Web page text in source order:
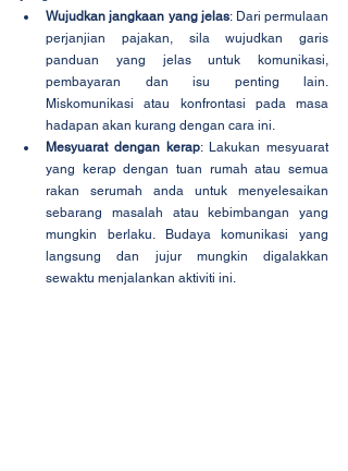
Wujudkan jangkaan yang jelas: Dari permulaan
perjanjian pajakan, sila wujudkan garis
panduan yang jelas untuk komunikasi,
pembayaran dan isu penting lain.
Miskomunikasi atau konfrontasi pada masa
hadapan akan kurang dengan cara ini.
Mesyuarat dengan kerap: Lakukan mesyuarat
yang kerap dengan tuan rumah atau semua
rakan serumah anda untuk menyelesaikan
sebarang masalah atau kebimbangan yang
mungkin berlaku. Budaya komunikasi yang
langsung dan jujur ​​mungkin digalakkan
sewaktu menjalankan aktiviti ini.